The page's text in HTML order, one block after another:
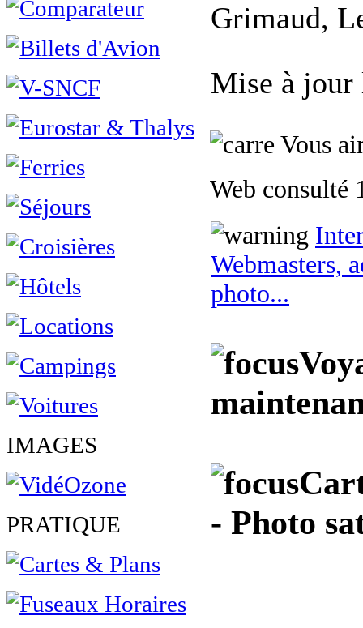
IMAGES
PRATIQUE
Grimaud,
Mise à jour
Vous
Web consulté
Webmasters,
photo...
- Photo